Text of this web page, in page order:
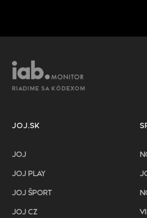
RIADIME SA KÓDEXOM
JOJ.SK
JOJ
JOJ PLAY
JOJ ŠPORT
JOJ CZ